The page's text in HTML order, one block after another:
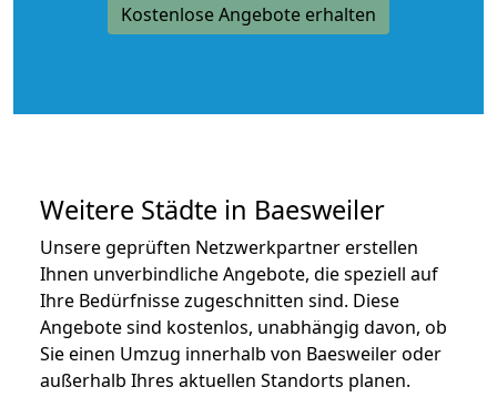
Kostenlose Angebote erhalten
Weitere Städte in Baesweiler
Unsere geprüften Netzwerkpartner erstellen
Ihnen unverbindliche Angebote, die speziell auf
Ihre Bedürfnisse zugeschnitten sind. Diese
Angebote sind kostenlos, unabhängig davon, ob
Sie einen Umzug innerhalb von Baesweiler oder
außerhalb Ihres aktuellen Standorts planen.